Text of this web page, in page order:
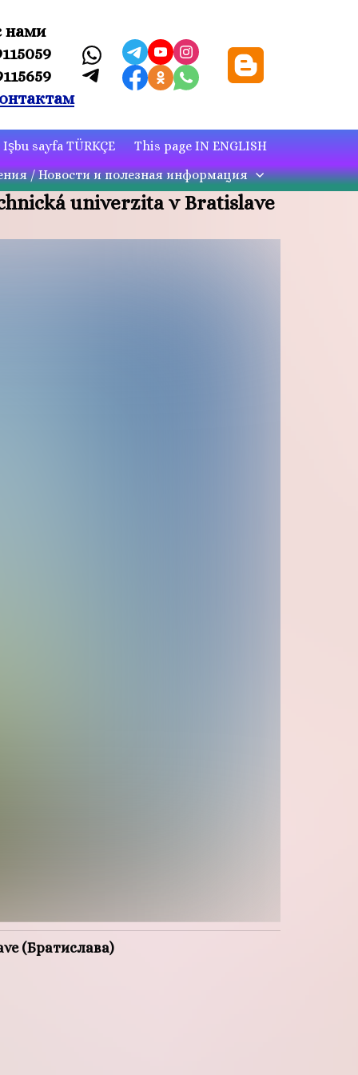
нами
Işbu sayfa TÜRKÇE
This page IN ENGLISH
/ Новости и полезная информация
univerzita v Bratislave
(Братислава)